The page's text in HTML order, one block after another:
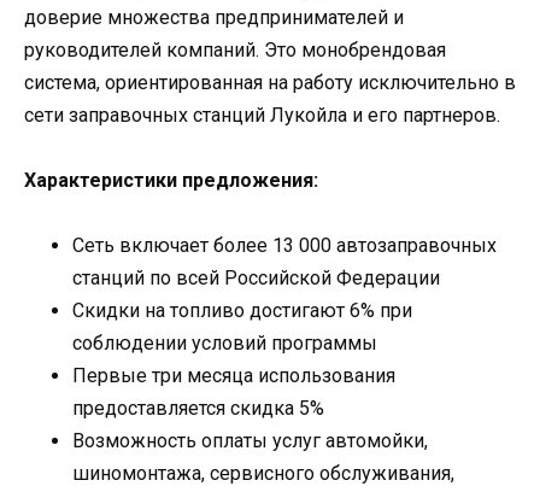
доверие множества предпринимателей и
руководителей компаний. Это монобрендовая
система, ориентированная на работу исключительно в
сети заправочных станций Лукойла и его партнеров.
Характеристики предложения:
Сеть включает более 13 000 автозаправочных
станций по всей Российской Федерации
Скидки на топливо достигают 6% при
соблюдении условий программы
Первые три месяца использования
предоставляется скидка 5%
Возможность оплаты услуг автомойки,
шиномонтажа, сервисного обслуживания,